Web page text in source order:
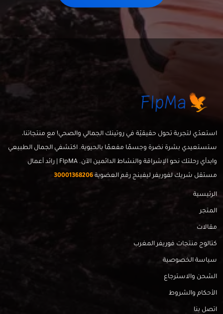
استعدّي لتجربة تحول حقيقيّة في روتينك الجمالي والصحي! مع منتجاتنا،
ستستعيدي بشرة نضرة وجسمًا مفعمًا بالحيوية. اكتشفي الجمال الطبيعي
وابدأي رحلتك نحو الإشراقة والنشاط الدائمين الآن. FlpMA | رائد أعمال
مستقل شريك لفوريفر ليفينج رقم العضوية 30001368206
الرئيسية
المتجر
مقالات
كتالوج منتجات فوريفر المغرب
سياسة الخصوصية
الشحن والاسترجاع
الأحكام والشروط
اتصل بنا